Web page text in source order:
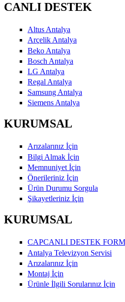
CANLI DESTEK
Altus Antalya
Arçelik Antalya
Beko Antalya
Bosch Antalya
LG Antalya
Regal Antalya
Samsung Antalya
Siemens Antalya
KURUMSAL
Arızalarınız İçin
Bilgi Almak İçin
Memnuniyet İçin
Önerileriniz İçin
Ürün Durumu Sorgula
Şikayetleriniz İçin
KURUMSAL
CAPCANLI DESTEK
Antalya Televizyon Servisi
Arızalarınız İçin
Montaj İçin
Ürünle İlgili Sorularınız İçin